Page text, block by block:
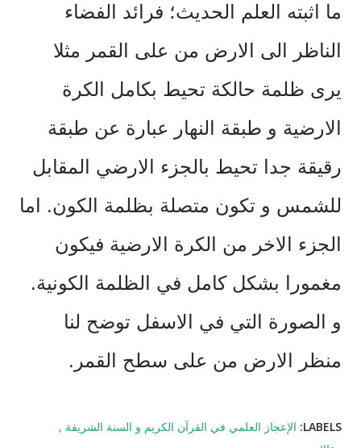
ما اثبته العلم الحديث؛ فرائد الفضاء
الناظر الى الارض من على القمر مثلا
يرى ظلمة حالكة تحيط بكامل الكرة
الارضية و طبقة النهار عبارة عن طبقة
رقيقة جدا تحيط بالجزء الارضي المقابل
للشمس و تكون متصلة بظلمة الكون. اما
الجزء الاخر من الكرة الارضية فيكون
مغمورا بشكل كامل في الظلمة الكونية.
و الصورة التي في الاسفل توضح لنا
منظر الارض من على سطح القمر.
LABELS: الإعجاز العلمي في القرآن الكريم و السنة الشريفة